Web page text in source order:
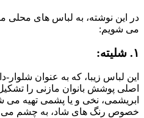
در این نوشته، به لباس های محلی
می شویم:
۱. شلیته:
این لباس زیبا، که به عنوان
اصلی پوشش بانوان مازنی را
ابریشمی، نخی و یا پشمی تهیه می
خصوص رنگ های شاد، به چشم می